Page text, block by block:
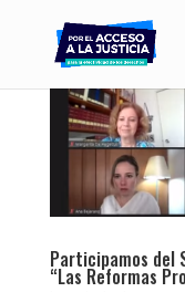
Participamos del
“Las Reformas